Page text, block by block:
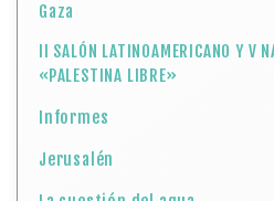
Gaza
II SALÓN LATINOAMERICANO Y V
«PALESTINA LIBRE»
Informes
Jerusalén